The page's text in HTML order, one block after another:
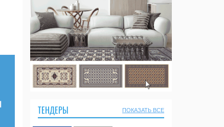
ТЕНДЕРЫ ПОКАЗАТЬ ВСЕ